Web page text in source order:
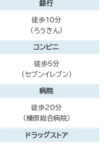
銀行
徒歩10分
（ろうきん）
コンビニ
徒歩5分
（セブンイレブン）
病院
徒歩20分
（榛原総合病院）
ドラッグストア